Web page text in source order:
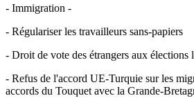
- Immigration -
- Régulariser les travailleurs sans-papiers
- Droit de vote des étrangers aux élections
- Refus de l'accord UE-Turquie sur les
accords du Touquet avec la Grande-